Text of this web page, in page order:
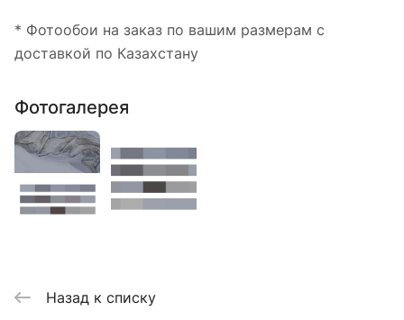
* Фотообои на заказ по вашим размерам с
доставкой по Казахстану
Фотогалерея
Назад к списку